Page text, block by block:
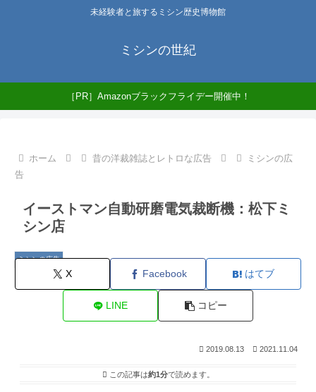
未経験者と旅するミシン歴史博物館
ミシンの世紀
［PR］Amazonブラックフライデー開催中！
ホーム 昔の洋裁雑誌とレトロな広告
ミシンの広
告
イーストマン自動研磨電気裁断機：松下ミ
シン店
ミシンの広告
X Facebook はてブ
LINE コピー
2019.08.13 2021.11.04
この記事は約1分で読めます。